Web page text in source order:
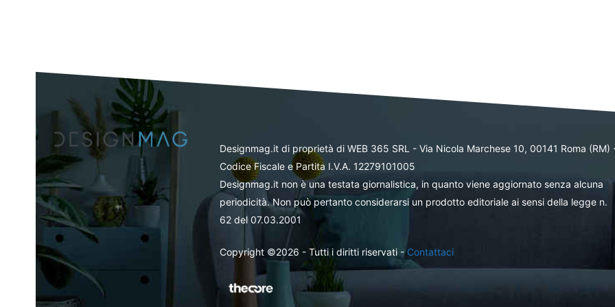
Designmag.it di proprietà di WEB 365 SRL - Via Nicola Marchese 10, 00141 Roma (RM)
Codice Fiscale e Partita I.V.A. 12279101005
Designmag.it non è una testata giornalistica, in quanto viene aggiornato senza alcuna
periodicità. Non può pertanto considerarsi un prodotto editoriale ai sensi della legge n.
62 del 07.03.2001
Copyright ©2026 - Tutti i diritti riservati -Contattaci